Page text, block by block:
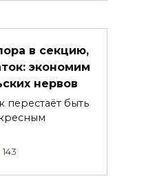
в секцию,
экономим
нервов
перестаёт быть
143